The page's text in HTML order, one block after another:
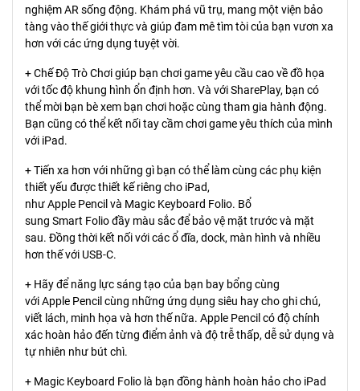
nghiệm AR sống động. Khám phá vũ trụ, mang một viện bảo
tàng vào thế giới thực và giúp đam mê tìm tòi của bạn vươn xa
hơn với các ứng dụng tuyệt vời.
+ Chế Độ Trò Chơi giúp bạn chơi game yêu cầu cao về đồ họa
với tốc độ khung hình ổn định hơn. Và với SharePlay, bạn có
thể mời bạn bè xem bạn chơi hoặc cùng tham gia hành động.
Bạn cũng có thể kết nối tay cầm chơi game yêu thích của mình
với iPad.
+ Tiến xa hơn với những gì bạn có thể làm cùng các phụ kiện
thiết yếu được thiết kế riêng cho iPad,
như Apple Pencil và Magic Keyboard Folio. Bổ
sung Smart Folio đầy màu sắc để bảo vệ mặt trước và mặt
sau. Đồng thời kết nối với các ổ đĩa, dock, màn hình và nhiều
hơn thế với USB-C.
+ Hãy để năng lực sáng tạo của bạn bay bổng cùng
với Apple Pencil cùng những ứng dụng siêu hay cho ghi chú,
viết lách, minh họa và hơn thế nữa. Apple Pencil có độ chính
xác hoàn hảo đến từng điểm ảnh và độ trễ thấp, dễ sử dụng và
tự nhiên như bút chì.
+ Magic Keyboard Folio là bạn đồng hành hoàn hảo cho iPad